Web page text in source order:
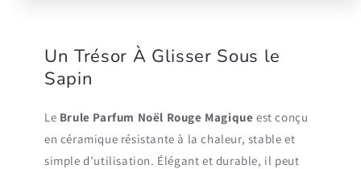
Un Trésor À Glisser Sous le
Sapin
Le Brule Parfum Noël Rouge Magique est conçu
en céramique résistante à la chaleur, stable et
simple d’utilisation. Élégant et durable, il peut